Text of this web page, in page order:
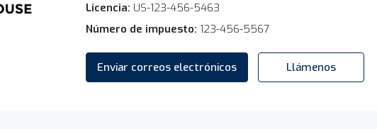
Licencia: US-123-456-5463
Número de impuesto: 123-456-5567
Enviar correos electrónicos Llámenos